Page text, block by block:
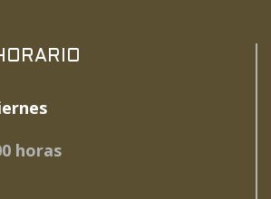
horas